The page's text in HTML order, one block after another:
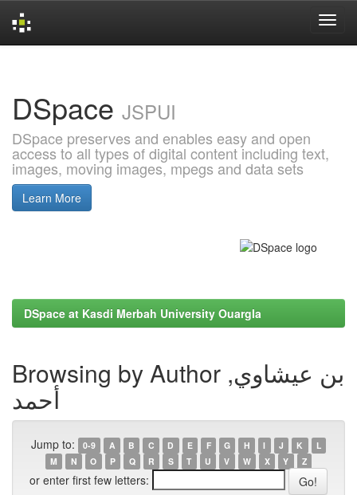
DSpace JSPUI
DSpace preserves and enables easy and open
access to all types of digital content including text,
images, moving images, mpegs and data sets
Learn More
DSpace at Kasdi Merbah University Ouargla
Browsing by Author بن عيشاوي,
أحمد
Jump to: 0-9 A B C D E F G H I J K
L
M
N O P Q R S T U V W X Y Z
or enter first few letters: